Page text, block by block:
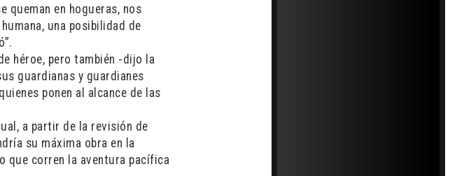
queman en hogueras, nos
una posibilidad de
héroe, pero también -dijo la
guardianas y guardianes
ponen al alcance de las
a partir de la revisión de
su máxima obra en la
que corren la aventura pacífica